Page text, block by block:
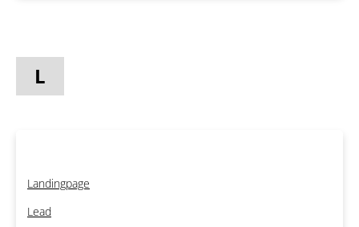
L
Landingpage
Lead